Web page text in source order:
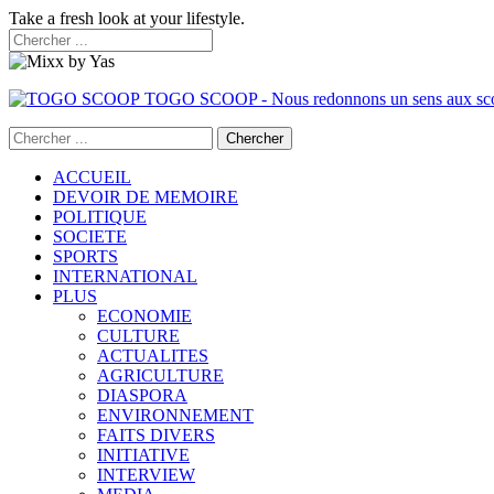
Take a fresh look at your lifestyle.
TOGO SCOOP - Nous redonnons un sens aux
ACCUEIL
DEVOIR DE MEMOIRE
POLITIQUE
SOCIETE
SPORTS
INTERNATIONAL
PLUS
ECONOMIE
CULTURE
ACTUALITES
AGRICULTURE
DIASPORA
ENVIRONNEMENT
FAITS DIVERS
INITIATIVE
INTERVIEW